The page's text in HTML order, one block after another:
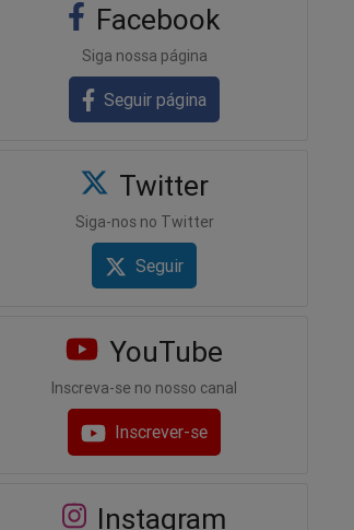
Facebook
Siga nossa página
Seguir página
Twitter
Siga-nos no Twitter
Seguir
YouTube
Inscreva-se no nosso canal
Inscrever-se
Instagram